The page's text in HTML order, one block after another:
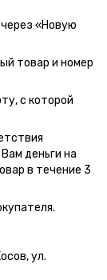
«Новую
товар и номер
с которой
деньги на
в течение 3
ул.